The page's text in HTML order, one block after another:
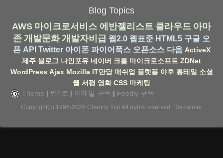
Blog Topics
AWS 마이크로서비스 에반젤리스트 클라우드 아마
존 개발문화 개발자비급 웹2.0 웹표준 HTML5 구글 오
픈 API Twitter 아이폰 파이어폭스 오픈소스 다음 ActiveX
제주 블로그 나인포유 네이버 크롬 마이크로소프트 ZDNet
WordPress Ajax Mozilla IT만담 매쉬업 플랫폼 야후 롱테일 소셜
웹 서평 영화 CSS 마케팅
Theme | #위로 | 이메일 구독 | Feedly 구독
Copyright(c) 1996-2026 Channy Yun All rights reserved. Disclaimer